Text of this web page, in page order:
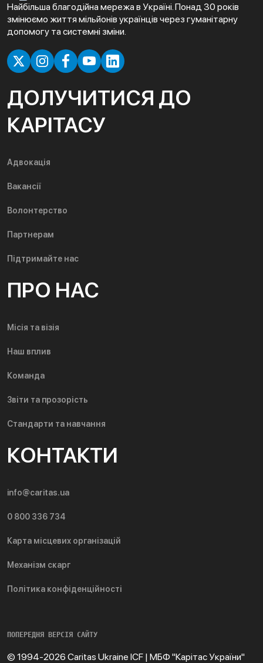
Найбільша благодійна мережа в Україні. Понад 30 років
змінюємо життя мільйонів українців через гуманітарну
допомогу та системні зміни.
ДОЛУЧИТИСЯ ДО
КАРІТАСУ
Адвокація
Вакансії
Волонтерство
Партнерам
Підтримайте нас
ПРО НАС
Місія та візія
Наш вплив
Команда
Звіти та прозорість
Стандарти та навчання
КОНТАКТИ
info@caritas.ua
0 800 336 734
Карта місцевих організацій
Механізм скарг
Політика конфіденційності
ПОПЕРЕДНЯ ВЕРСІЯ САЙТУ
© 1994-2026 Caritas Ukraine ICF | МБФ "Карітас України"